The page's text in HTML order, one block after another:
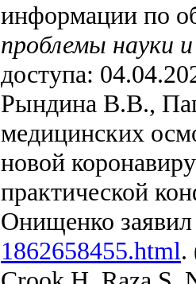
информации по
проблемы науки
доступа:
Рындина В.В.,
медицинских
новой
практической
Онищенко
1862658455.html.